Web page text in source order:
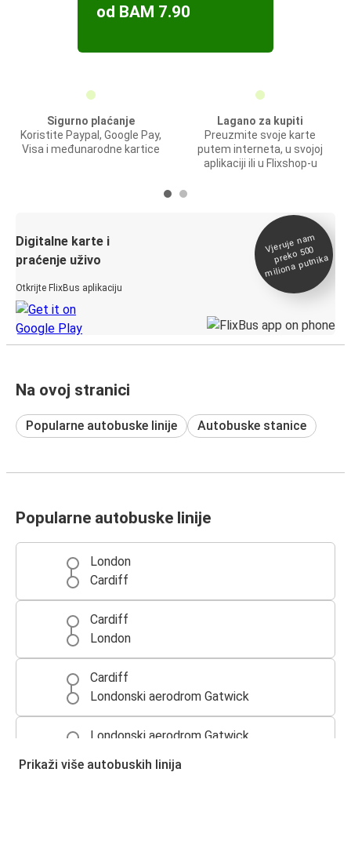
od BAM 7.90
Sigurno plaćanje
Koristite Paypal, Google Pay,
Visa i međunarodne kartice
Lagano za kupiti
Preuzmite svoje karte
putem interneta, u svojoj
aplikaciji ili u Flixshop-u
Digitalne karte i
praćenje uživo
Otkrijte FlixBus aplikaciju
Vjeruje na
m
preko 500
miliona putnika
Na ovoj stranici
Popularne autobuske linije Autobuske stanice
Popularne autobuske linije
London
Cardiff
Cardiff
London
Cardiff
Londonski aerodrom Gatwick
Londonski aerodrom Gatwick
Prikaži više autobuskih linija